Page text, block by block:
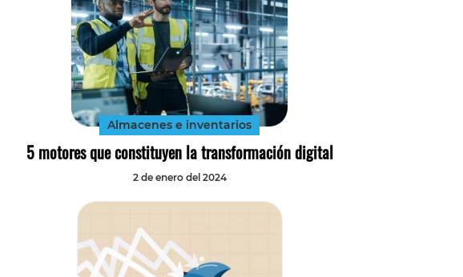
Almacenes e inventarios
5 motores que constituyen la transformación digital
2 de enero del 2024